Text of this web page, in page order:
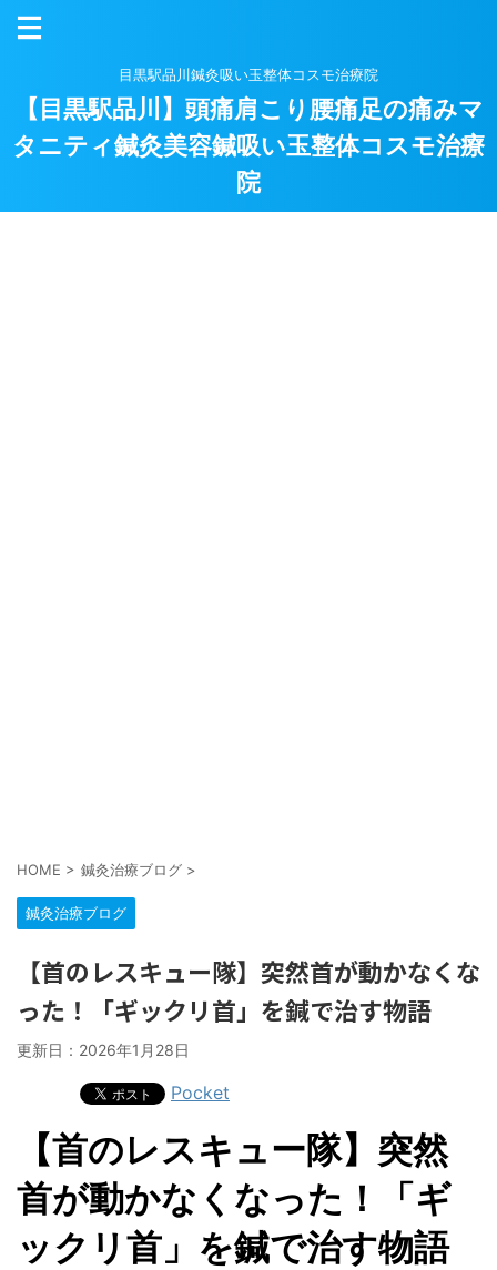
目黒駅品川鍼灸吸い玉整体コスモ治療院
【目黒駅品川】頭痛肩こり腰痛足の痛みマ
タニティ鍼灸美容鍼吸い玉整体コスモ治療
院
HOME > 鍼灸治療ブログ >
鍼灸治療ブログ
【首のレスキュー隊】突然首が動かなくな
った！「ギックリ首」を鍼で治す物語
更新日： 2026年1月28日
Pocket
【首のレスキュー隊】突然
首が動かなくなった！「ギ
ックリ首」を鍼で治す物語